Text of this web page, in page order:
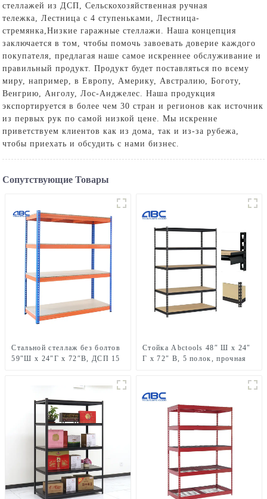
стеллажей из ДСП,Сельскохозяйственная ручная
тележка ,Лестница с 4 ступеньками ,Лестница-
стремянка ,Низкие гаражные стеллажи
. Наша концепция
заключается в том, чтобы помочь завоевать доверие каждого
покупателя, предлагая наше самое искреннее обслуживание и
правильный продукт. Продукт будет поставляться по всему
миру, например, в Европу, Америку, Австралию, Боготу,
Венгрию, Анголу, Лос-Анджелес. Наша продукция
экспортируется в более чем 30 стран и регионов как источник
из первых рук по самой низкой цене. Мы искренне
приветствуем клиентов как из дома, так и из-за рубежа,
чтобы приехать и обсудить с нами бизнес.
Сопутствующие Товары
Стальной стеллаж без болтов
59″Ш x 24″Г x 72″В, ДСП 15
Стойка Abctools 48″ Ш x 24″
Г x 72″ В, 5 полок, прочная
металлические стеллажи для
хранения без болтов